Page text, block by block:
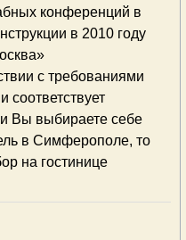
конференций в
в 2010 году
с требованиями
соответствует
Вы выбираете себе
в Симферополе, то
на гостинице